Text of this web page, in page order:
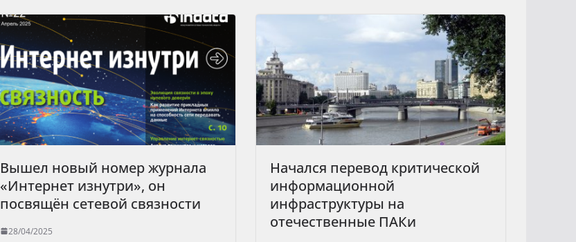
Вышел новый номер журнала
«Интернет изнутри», он
посвящён сетевой связности
28/04/2025
Начался перевод критической
информационной
инфраструктуры на
отечественные ПАКи